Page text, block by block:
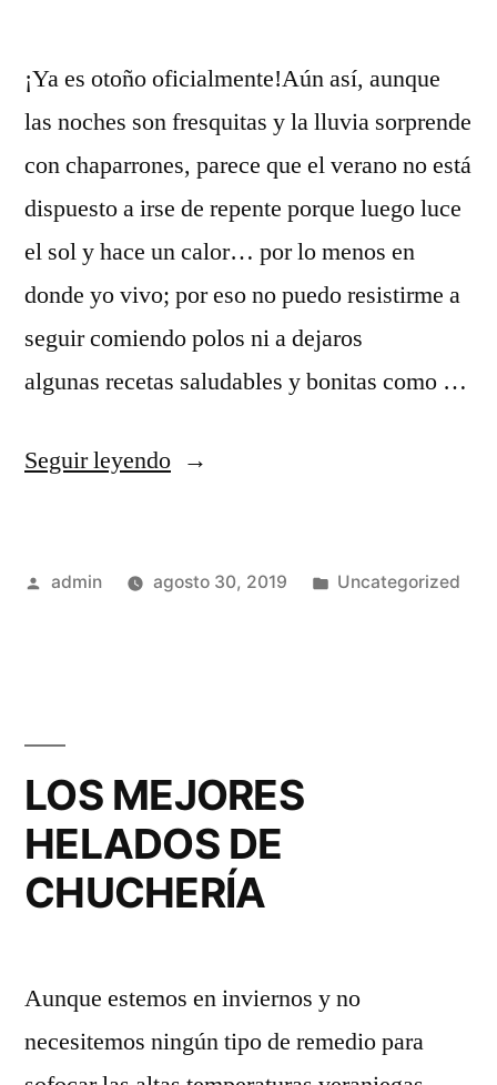
¡Ya es otoño oficialmente!Aún así, aunque
las noches son fresquitas y la lluvia sorprende
con chaparrones, parece que el verano no está
dispuesto a irse de repente porque luego luce
el sol y hace un calor… por lo menos en
donde yo vivo; por eso no puedo resistirme a
seguir comiendo polos ni a dejaros
algunas recetas saludables y bonitas como …
Seguir leyendo«DELICIOSOS
FRUTAS»
Publicado
admin agosto 30, 2019
Publicado
Uncategorized
LOS MEJORES
HELADOS DE
CHUCHERÍA
Aunque estemos en inviernos y no
necesitemos ningún tipo de remedio para